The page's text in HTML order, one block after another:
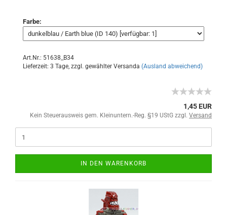
Farbe:
Art.Nr.: 51638_B34
Lieferzeit: 3 Tage, zzgl. gewählter Versanda (Ausland abweichend)
1,45 EUR
Kein Steuerausweis gem. Kleinuntern.-Reg. §19 UStG zzgl. Versand
IN DEN WARENKORB